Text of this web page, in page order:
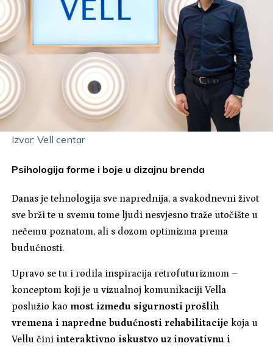
Izvor: Vell centar
Psihologija forme i boje u dizajnu brenda
Danas je tehnologija sve naprednija, a svakodnevni život
sve brži te u svemu tome ljudi nesvjesno traže utočište u
nečemu poznatom, ali s dozom optimizma prema
budućnosti.
Upravo se tu i rodila inspiracija retrofuturizmom –
konceptom koji je u vizualnoj komunikaciji Vella
poslužio kao most između sigurnosti prošlih
vremena i napredne budućnosti rehabilitacije koja u
Vellu čini interaktivno iskustvo uz inovativnu i